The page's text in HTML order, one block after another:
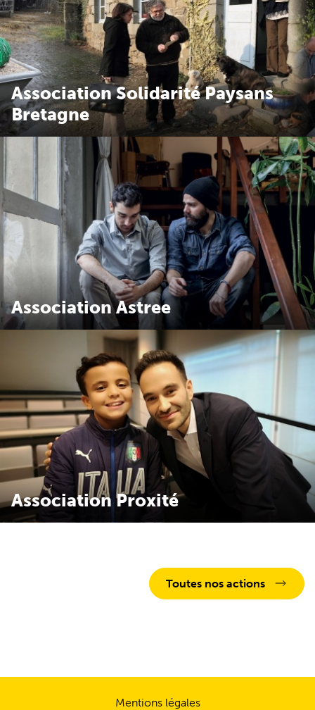
Association Solidarité Paysans
Bretagne
Association Astree
Association Proxité
Proxité a pour ambition d’accompagner chaque jeune issu
Toutes nos actions
Mentions légales